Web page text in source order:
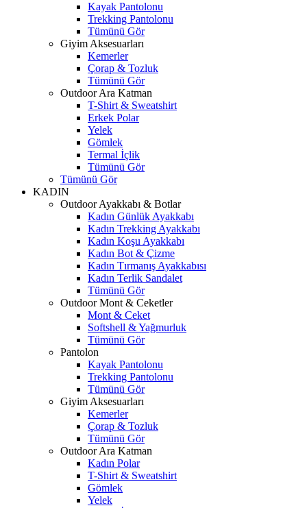
Kayak Pantolonu
Trekking Pantolonu
Tümünü Gör
Giyim Aksesuarları
Kemerler
Çorap & Tozluk
Tümünü Gör
Outdoor Ara Katman
T-Shirt & Sweatshirt
Erkek Polar
Yelek
Gömlek
Termal İçlik
Tümünü Gör
Tümünü Gör
KADIN
Outdoor Ayakkabı & Botlar
Kadın Günlük Ayakkabı
Kadın Trekking Ayakkabı
Kadın Koşu Ayakkabı
Kadın Bot & Çizme
Kadın Tırmanış Ayakkabısı
Kadın Terlik Sandalet
Tümünü Gör
Outdoor Mont & Ceketler
Mont & Ceket
Softshell & Yağmurluk
Tümünü Gör
Pantolon
Kayak Pantolonu
Trekking Pantolonu
Tümünü Gör
Giyim Aksesuarları
Kemerler
Çorap & Tozluk
Tümünü Gör
Outdoor Ara Katman
Kadın Polar
T-Shirt & Sweatshirt
Gömlek
Yelek